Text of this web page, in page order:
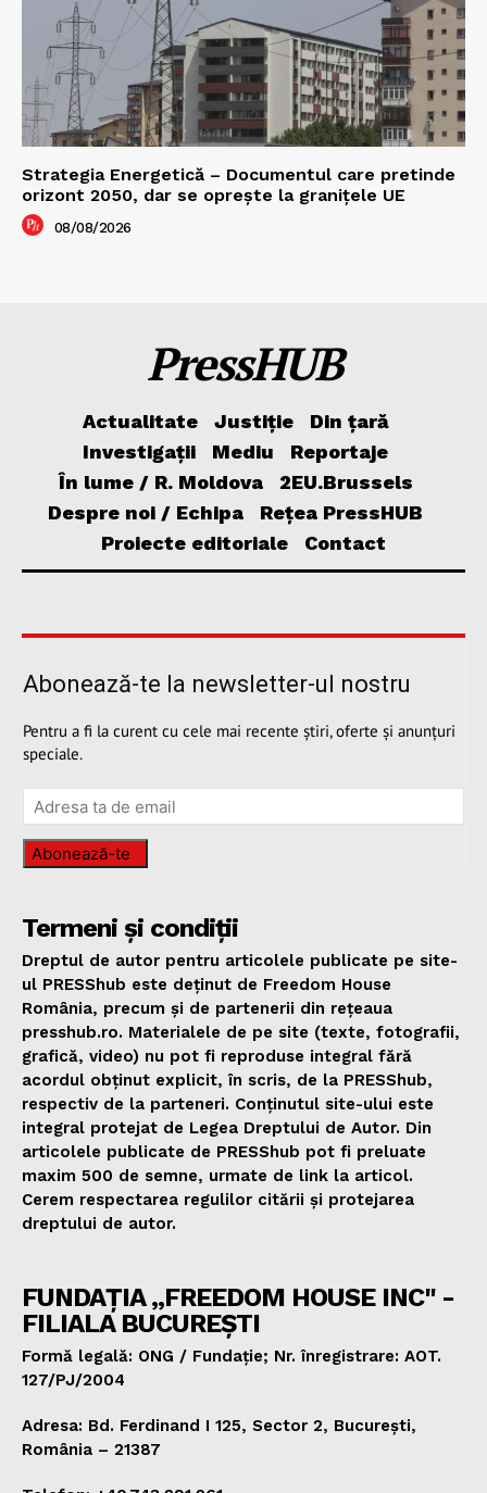
Strategia Energetică – Documentul care pretinde
orizont 2050, dar se oprește la granițele UE
08/08/2026
PressHUB
Actualitate Justiție
Din țară
Investigații
Mediu
Reportaje
În lume / R. Moldova
2EU.Brussels
Despre noi / Echipa
Rețea PressHUB
Proiecte editoriale
Contact
Abonează-te la newsletter-ul nostru
Pentru a fi la curent cu cele mai recente știri, oferte și anunțuri
speciale.
Abonează-te
Termeni și condiții
Dreptul de autor pentru articolele publicate pe site-
ul PRESShub este deținut de Freedom House
România, precum și de partenerii din rețeaua
presshub.ro. Materialele de pe site (texte, fotografii,
grafică, video) nu pot fi reproduse integral fără
acordul obținut explicit, în scris, de la PRESShub,
respectiv de la parteneri. Conținutul site-ului este
integral protejat de Legea Dreptului de Autor. Din
articolele publicate de PRESShub pot fi preluate
maxim 500 de semne, urmate de link la articol.
Cerem respectarea regulilor citării și protejarea
dreptului de autor.
FUNDAȚIA „FREEDOM HOUSE INC" -
FILIALA BUCUREȘTI
Formă legală: ONG / Fundație; Nr. înregistrare: AOT.
127/PJ/2004
Adresa: Bd. Ferdinand I 125, Sector 2, București,
România – 21387